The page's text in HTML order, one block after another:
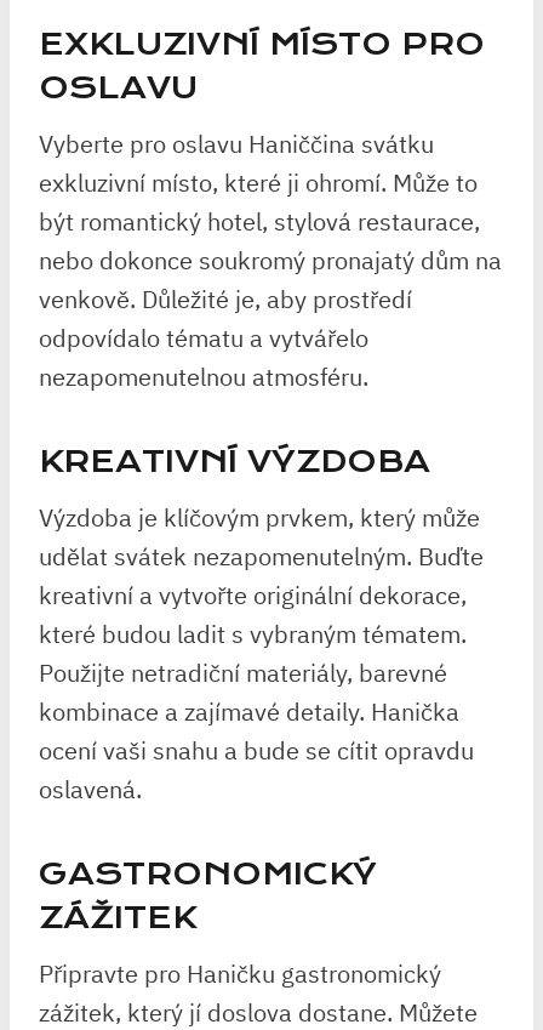
EXKLUZIVNÍ MÍSTO PRO
OSLAVU
Vyberte pro oslavu Haniččina svátku
exkluzivní místo, které ji ohromí. Může to
být romantický hotel, stylová restaurace,
nebo dokonce soukromý pronajatý dům na
venkově. Důležité je, aby prostředí
odpovídalo tématu a vytvářelo
nezapomenutelnou atmosféru.
KREATIVNÍ VÝZDOBA
Výzdoba je klíčovým prvkem, který může
udělat svátek nezapomenutelným. Buďte
kreativní a vytvořte originální dekorace,
které budou ladit s vybraným tématem.
Použijte netradiční materiály, barevné
kombinace a zajímavé detaily. Hanička
ocení vaši snahu a bude se cítit opravdu
oslavená.
GASTRONOMICKÝ
ZÁŽITEK
Připravte pro Haničku gastronomický
zážitek, který jí doslova dostane. Můžete